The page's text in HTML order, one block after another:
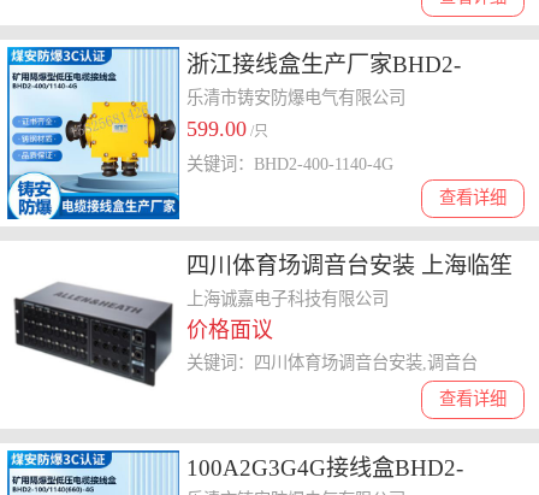
浙江接线盒生产厂家BHD2-
400/1140-4G铸钢接线盒400A四
通接线盒
乐清市铸安防爆电气有限公司
599.00 /只
查看详细
关键词：BHD2-400-1140-4G
四川体育场调音台安装 上海临笙
一拍实业有限公司供应
上海诚嘉电子科技有限公司
价格面议
查看详细
关键词：四川体育场调音台安装,调音台
100A2G3G4G接线盒BHD2-